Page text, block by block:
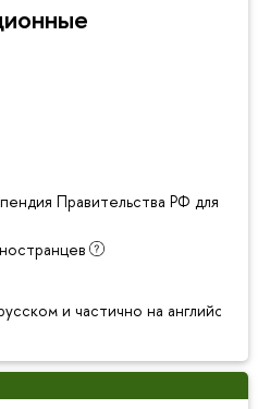
Правительства РФ для
и частично на английском